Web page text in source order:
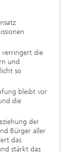
verringert die
und
so
bleibt vor
die
der
Bürger aller
das
stärkt das